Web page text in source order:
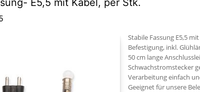
E5,5 mit Kabel, per Stk.
Stabile Fassung E5,5
Befestigung, inkl.
50 cm lange
Schwachstromstecker
Verarbeitung einfach
Geeignet für unsere